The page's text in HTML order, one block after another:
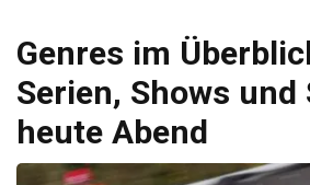
Genres im
Serien, Shows und
heute Abend